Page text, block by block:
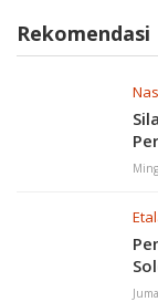
Rekomendasi